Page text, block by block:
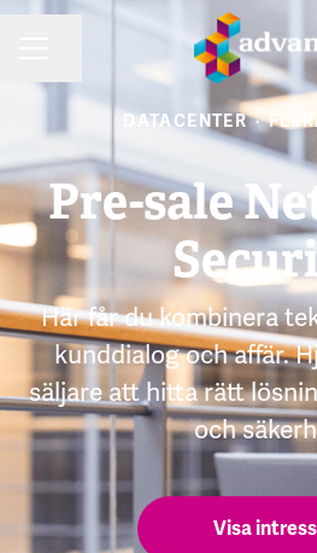
DATACENTER ·
Pre-sale
Här får du kombinera
kunddialog och affär.
säljare att hitta rätt
och
Visa